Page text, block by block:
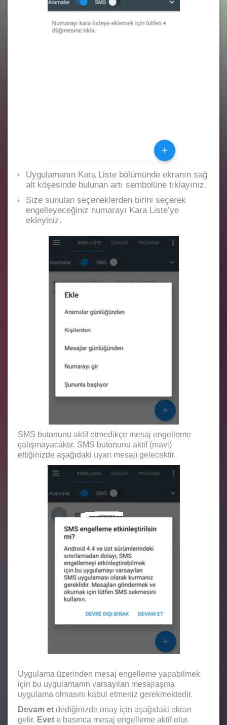
Uygulamanın Kara Liste bölümünde ekranın sağ
alt köşesinde bulunan artı sembolüne tıklayınız.
Size sunulan seçeneklerden birini seçerek
engelleyeceğiniz numarayı Kara Liste’ye
ekleyiniz.
SMS butonunu aktif etmedikçe mesaj engelleme
çalışmayacaktır. SMS butonunu aktif (mavi)
ettiğinizde aşağıdaki uyarı mesajı gelecektir.
Uygulama üzerinden mesaj engelleme yapabilmek
için bu uygulamanın varsayılan mesajlaşma
uygulama olmasını kabul etmeniz gerekmektedir.
Devam et dediğinizde onay için aşağıdaki ekran
gelir. Evet e basınca mesaj engelleme aktif olur.